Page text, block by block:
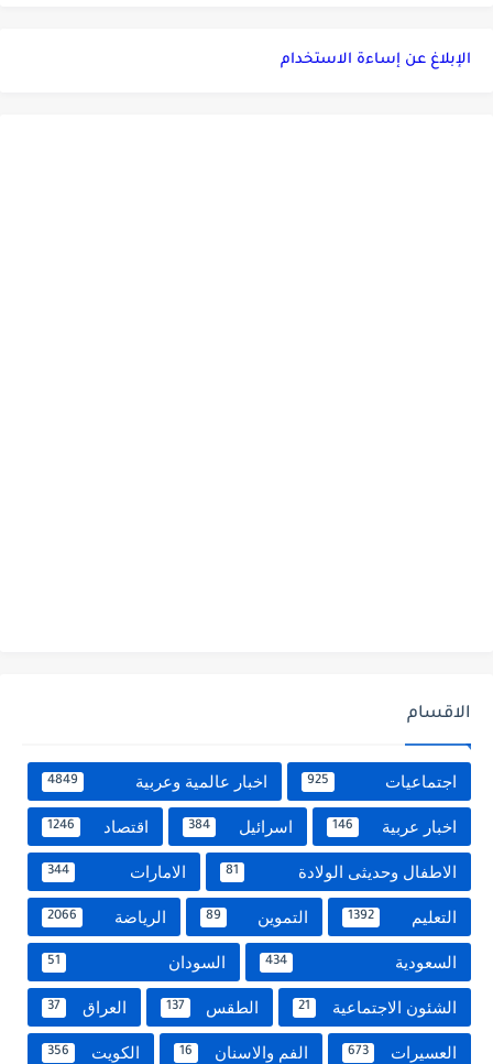
الإبلاغ عن إساءة الاستخدام
الاقسام
اجتماعيات 925 اخبار عالمية وعربية 4849
اخبار عربية 146 اسرائيل 384 اقتصاد 1246
الاطفال وحديثى الولادة 81 الامارات 344
التعليم 1392 التموين 89 الرياضة 2066
السعودية 434 السودان 51
الشئون الاجتماعية 21 الطقس 137 العراق 37
العسيرات 673 الفم والاسنان 16 الكويت 356